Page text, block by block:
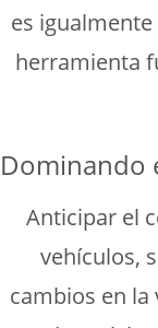
es
herramienta
Dominando
Anticipar el
vehículos,
cambios en